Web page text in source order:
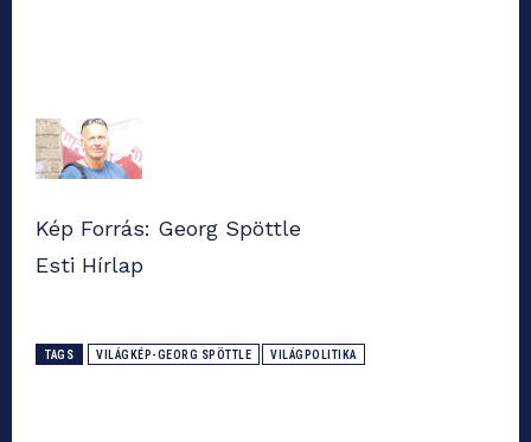
Kép Forrás: Georg Spöttle
Esti Hírlap
TAGS VILÁGKÉP-GEORG SPÖTTLE VILÁGPOLITIKA